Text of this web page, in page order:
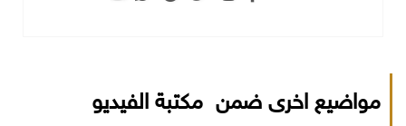
مواضيع اخرى ضمن مكتبة الفيديو